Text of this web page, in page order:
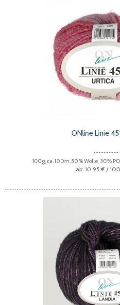
ONline Linie
100g, ca. 100m, 50% Wolle, 30%
10,95 € /